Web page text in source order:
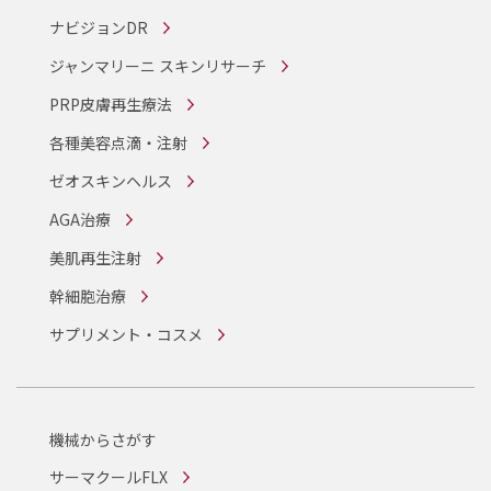
ナビジョンDR
ジャンマリーニ スキンリサーチ
PRP皮膚再生療法
各種美容点滴・注射
ゼオスキンヘルス
AGA治療
美肌再生注射
幹細胞治療
サプリメント・コスメ
機械からさがす
サーマクールFLX